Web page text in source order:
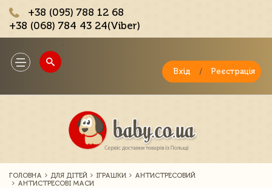
+38 (095) 788 12 68
+38 (068) 784 43 24(Viber)
Toggle
navigation
Вхід / Реєстрація
ГОЛОВНА ДЛЯ ДІТЕЙ ІГРАШКИ
АНТИСТРЕСОВИЙ
АНТИСТРЕСОВІ МАСИ